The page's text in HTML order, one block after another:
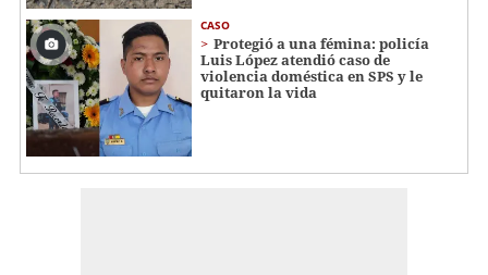
CASO
Protegió a una fémina: policía
Luis López atendió caso de
violencia doméstica en SPS y le
quitaron la vida